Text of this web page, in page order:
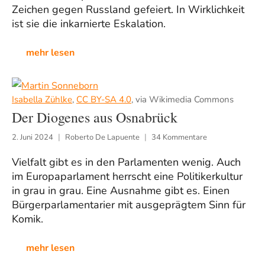
Zeichen gegen Russland gefeiert. In Wirklichkeit
ist sie die inkarnierte Eskalation.
mehr lesen
Isabella Zühlke, CC BY-SA 4.0, via Wikimedia Commons
Der Diogenes aus Osnabrück
2. Juni 2024 Roberto De Lapuente 34 Kommentare
Vielfalt gibt es in den Parlamenten wenig. Auch
im Europaparlament herrscht eine Politikerkultur
in grau in grau. Eine Ausnahme gibt es. Einen
Bürgerparlamentarier mit ausgeprägtem Sinn für
Komik.
mehr lesen